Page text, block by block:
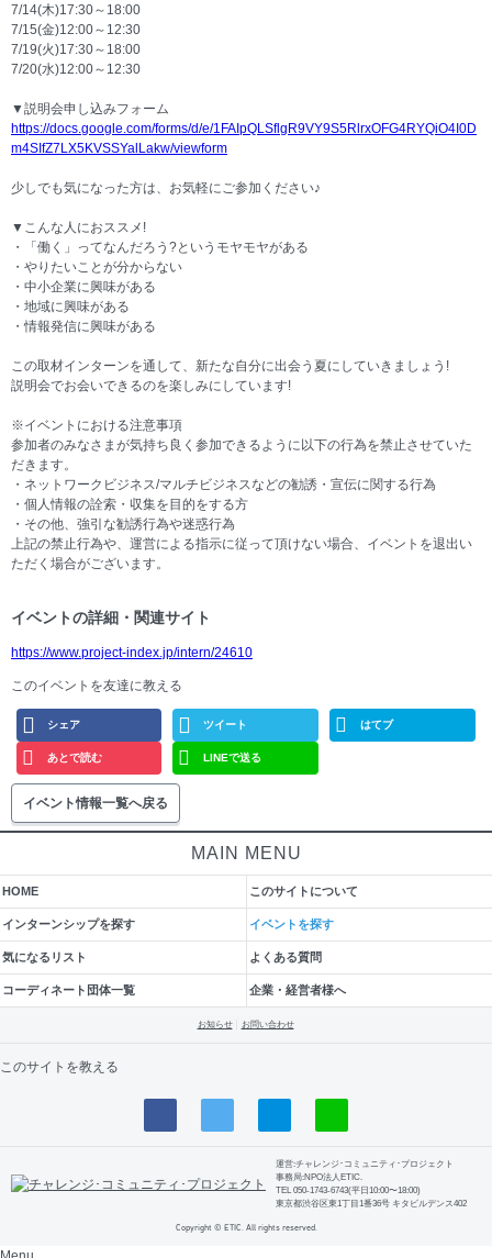
7/14(木)17:30～18:00
7/15(金)12:00～12:30
7/19(火)17:30～18:00
7/20(水)12:00～12:30
▼説明会申し込みフォーム
https://docs.google.com/forms/d/e/1FAIpQLSflgR9VY9S5RlrxOFG4RYQiO4I0D
m4SIfZ7LX5KVSSYalLakw/viewform
少しでも気になった方は、お気軽にご参加ください♪
▼こんな人におススメ!
・「働く」ってなんだろう?というモヤモヤがある
・やりたいことが分からない
・中小企業に興味がある
・地域に興味がある
・情報発信に興味がある
この取材インターンを通して、新たな自分に出会う夏にしていきましょう!
説明会でお会いできるのを楽しみにしています!
※イベントにおける注意事項
参加者のみなさまが気持ち良く参加できるように以下の行為を禁止させていた
だきます。
・ネットワークビジネス/マルチビジネスなどの勧誘・宣伝に関する行為
・個人情報の詮索・収集を目的をする方
・その他、強引な勧誘行為や迷惑行為
上記の禁止行為や、運営による指示に従って頂けない場合、イベントを退出い
ただく場合がございます。
イベントの詳細・関連サイト
https://www.project-index.jp/intern/24610
このイベントを友達に教える
シェア ツイート はてブ
あとで読む LINEで送る
イベント情報一覧へ戻る
MAIN MENU
HOME このサイトについて
インターンシップを探す イベントを探す
気になるリスト よくある質問
コーディネート団体一覧 企業・経営者様へ
お知らせ お問い合わせ
このサイトを教える
運営:チャレンジ･コミュニティ･プロジェクト
事務局:NPO法人ETIC.
TEL 050-1743-6743(平日10:00〜18:00)
東京都渋谷区東1丁目1番36号 キタビルデンス402
Copyright © ETIC. All rights reserved.